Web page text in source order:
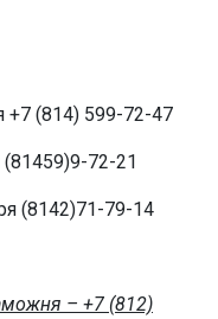
(814) 599-72-47
72-21
(8142)71-79-14
– +7 (812)